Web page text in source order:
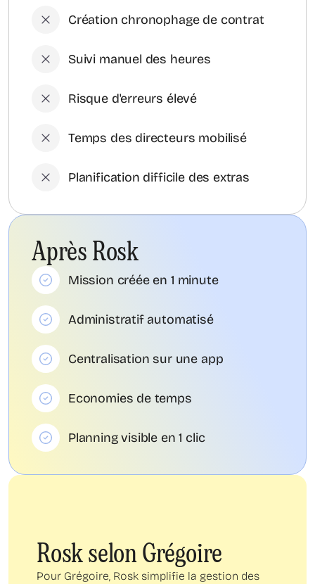
Création chronophage de contrat
Suivi manuel des heures
Risque d'erreurs élevé
Temps des directeurs mobilisé
Planification difficile des extras
Après Rosk
Mission créée en 1 minute
Administratif automatisé
Centralisation sur une app
Economies de temps
Planning visible en 1 clic
Rosk selon Grégoire
Pour Grégoire, Rosk simplifie la gestion des